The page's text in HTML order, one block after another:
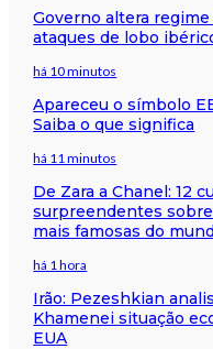
Governo altera
ataques de lobo
há 10 minutos
Apareceu o símbolo
Saiba o que significa
há 11 minutos
De Zara a Chanel: 12
surpreendentes
mais famosas do
há 1 hora
Irão: Pezeshkian
Khamenei situação
EUA